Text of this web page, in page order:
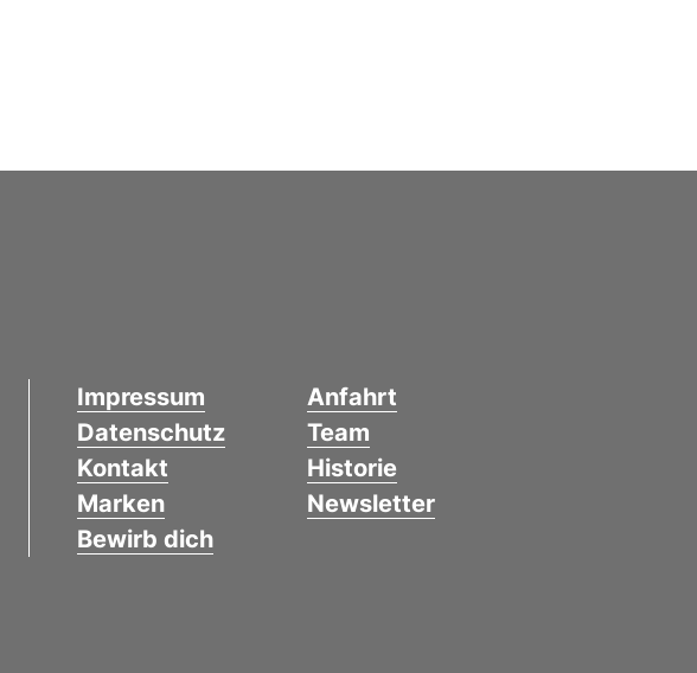
Impressum
Datenschutz
Kontakt
Marken
Bewirb dich
Anfahrt
Team
Historie
Newsletter